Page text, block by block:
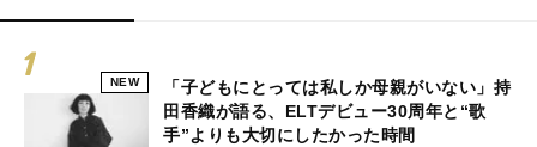
NEW
「子どもにとっては私しか母親がいない」持
田香織が語る、ELTデビュー30周年と“歌
手”よりも大切にしたかった時間